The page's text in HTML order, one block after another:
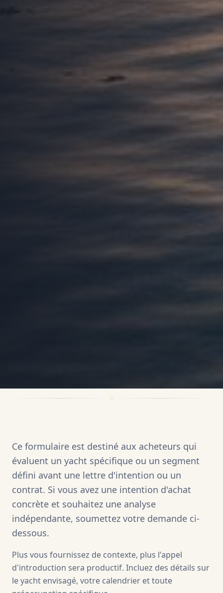
Ce formulaire est destiné aux acheteurs qui
évaluent un yacht spécifique ou un segment
défini avant une lettre d'intention ou un
contrat. Si vous avez une intention d'achat
concrète et souhaitez une analyse
indépendante, soumettez votre demande ci-
dessous.
Plus vous fournissez de contexte, plus l'appel
d'introduction sera productif. Incluez des détails sur
le yacht envisagé, votre calendrier et toute